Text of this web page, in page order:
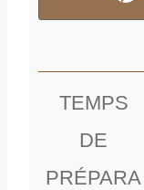
TEMPS
DE
PRÉPARA